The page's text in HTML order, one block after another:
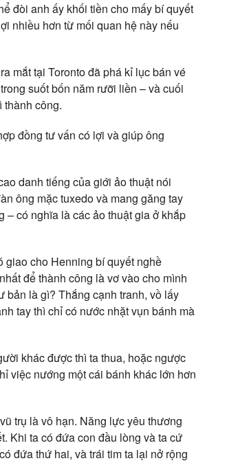
đòi anh ấy khối tiền cho mấy bí quyết
nhiều hơn từ mối quan hệ này nếu
mắt tại Toronto đã phá kỉ lục bán vé
suốt bốn năm rưỡi liền – và cuối
thành công.
đồng tư vấn có lợi và giúp ông
danh tiếng của giới ảo thuật nói
ông mặc tuxedo và mang găng tay
– có nghĩa là các ảo thuật gia ở khắp
giao cho Henning bí quyết nghề
để thành công là vơ vào cho mình
bản là gì? Thắng cạnh tranh, vồ lấy
tay thì chỉ có nước nhặt vụn bánh mà
khác được thì ta thua, hoặc ngược
việc nướng một cái bánh khác lớn hơn
trụ là vô hạn. Năng lực yêu thương
Khi ta có đứa con đầu lòng và ta cứ
đứa thứ hai, và trái tim ta lại nở rộng